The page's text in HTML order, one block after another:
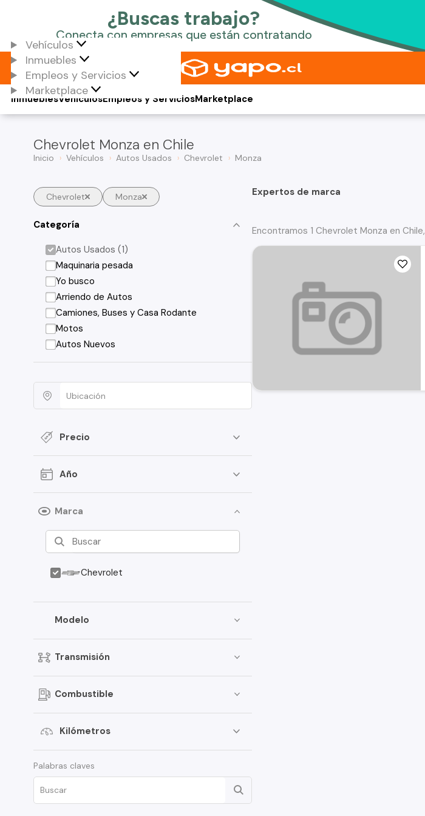
Vehículos
Inmuebles
Empleos y Servicios
Marketplace
Vehículos
Inmuebles Empleos y ServiciosMarketplace
Chevrolet Monza en Chile
Inicio Vehículos Autos Usados Chevrolet Monza
Chevrolet Monza
Categoría
Autos Usados (1)
Maquinaria pesada
Yo busco
Arriendo de Autos
Camiones, Buses y Casa Rodante
Motos
Autos Nuevos
Precio
Año
Marca
Chevrolet
Modelo
Transmisión
Combustible
Kilómetros
Palabras claves
Expertos de marca
Encontramos 1 Chevrolet Monza en